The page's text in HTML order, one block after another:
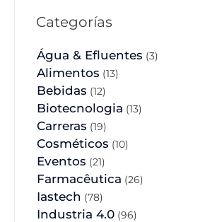
Categorías
Água & Efluentes (3)
Alimentos (13)
Bebidas (12)
Biotecnologia (13)
Carreras (19)
Cosméticos (10)
Eventos (21)
Farmacêutica (26)
Iastech (78)
Industria 4.0 (96)